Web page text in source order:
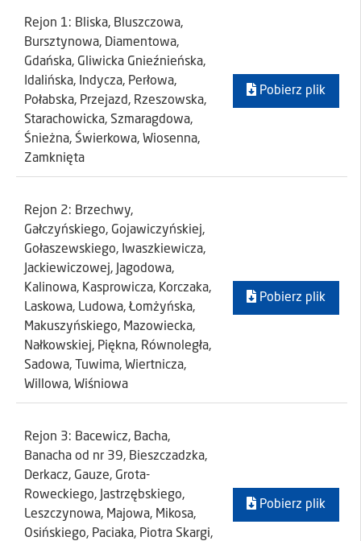
Rejon 1: Bliska, Bluszczowa,
Bursztynowa, Diamentowa,
Gdańska, Gliwicka Gnieźnieńska,
Idalińska, Indycza, Perłowa,
Połabska, Przejazd, Rzeszowska,
Starachowicka, Szmaragdowa,
Śnieżna, Świerkowa, Wiosenna,
Zamknięta
Pobierz plik
Rejon 2: Brzechwy,
Gałczyńskiego, Gojawiczyńskiej,
Gołaszewskiego, Iwaszkiewicza,
Jackiewiczowej, Jagodowa,
Kalinowa, Kasprowicza, Korczaka,
Laskowa, Ludowa, Łomżyńska,
Makuszyńskiego, Mazowiecka,
Nałkowskiej, Piękna, Równoległa,
Sadowa, Tuwima, Wiertnicza,
Willowa, Wiśniowa
Pobierz plik
Rejon 3: Bacewicz, Bacha,
Banacha od nr 39, Bieszczadzka,
Derkacz, Gauze, Grota-
Roweckiego, Jastrzębskiego,
Leszczynowa, Majowa, Mikosa,
Osińskiego, Paciaka, Piotra Skargi,
Pobierz plik